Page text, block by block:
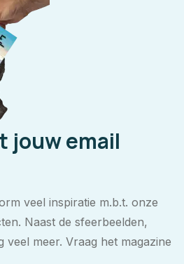
jouw email
veel inspiratie m.b.t. onze
Naast de sfeerbeelden,
veel meer. Vraag het magazine